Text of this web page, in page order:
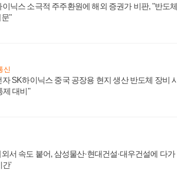
닉스 소극적 주주환원에 해외 증권가 비판, "반도체
문"
신
자 SK하이닉스 중국 공장용 현지 생산 반도체 장비 시
제 대비"
서 속도 붙어, 삼성물산·현대건설·대우건설에 다가
간'